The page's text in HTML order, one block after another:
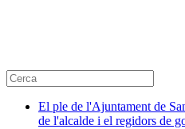
El ple de l'Ajuntament de
de l'alcalde i el regidors de